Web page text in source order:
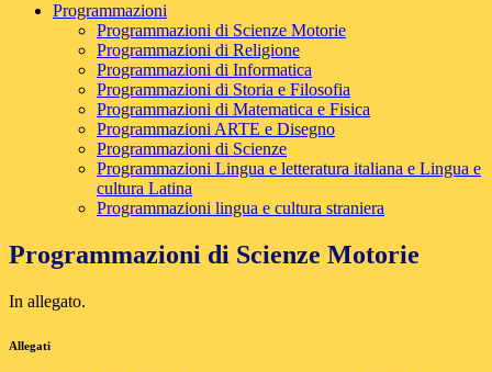
Programmazioni
Programmazioni di Scienze Motorie
Programmazioni di Religione
Programmazioni di Informatica
Programmazioni di Storia e Filosofia
Programmazioni di Matematica e Fisica
Programmazioni ARTE e Disegno
Programmazioni di Scienze
Programmazioni Lingua e letteratura italiana e Lingua e
cultura Latina
Programmazioni lingua e cultura straniera
Programmazioni di Scienze Motorie
In allegato.
Allegati